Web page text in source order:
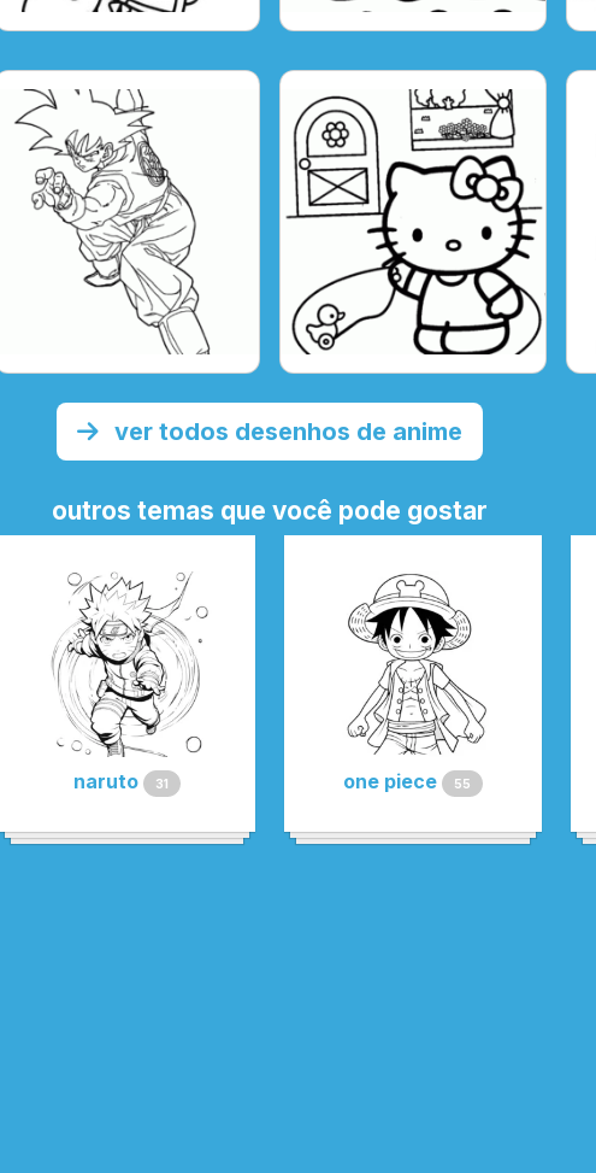
ver todos desenhos de anime
outros temas que você pode gostar
naruto 31 one piece 55